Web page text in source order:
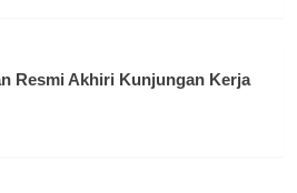
Resmi Akhiri Kunjungan Kerja